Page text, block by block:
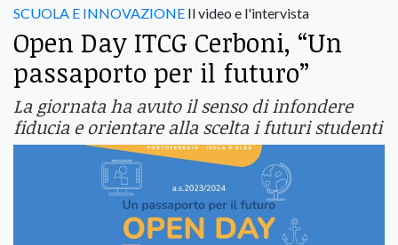
SCUOLA E INNOVAZIONE Il video e l'intervista
Open Day ITCG Cerboni, “Un
passaporto per il futuro”
La giornata ha avuto il senso di infondere
fiducia e orientare alla scelta i futuri studenti